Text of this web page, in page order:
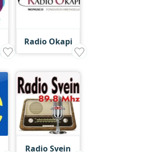
Radio Okapi
Radio Svein